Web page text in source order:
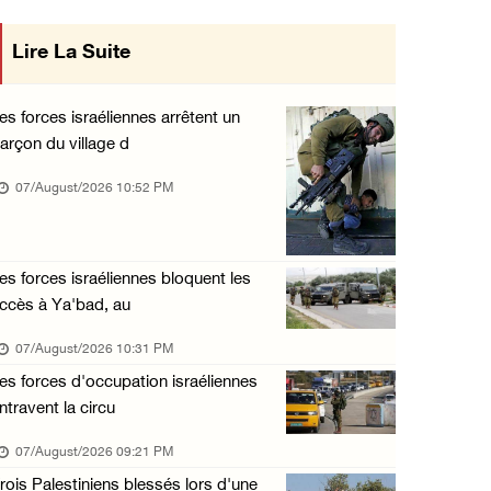
Khalayel al-Louz : des colons attaquent un c ...
07/August/2026 01:53 PM
Nouvelle attaque de colons à Ramallah : une ...
L’armée israélienne installe un barrage mili ...
07/August/2026 09:18 AM
Nouvelles incursions à Bethléem et Tubas : d ...
07/August/2026 09:03 AM
Jérusalem : l'armée israélienne se retire du ...
mise en œuvre des décisions du Conseil
Central concernant les relations avec
Lire La Suite
forces israéliennes arrêtent un
du village d
07/August/2026 10:52 PM
forces israéliennes bloquent les
à Ya'bad, au
07/August/2026 10:31 PM
forces d'occupation israéliennes
la circu
07/August/2026 09:21 PM
Palestiniens blessés lors d'une